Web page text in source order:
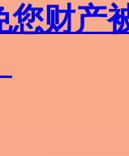
您财产